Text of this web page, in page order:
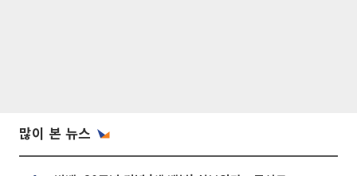
많이 본 뉴스